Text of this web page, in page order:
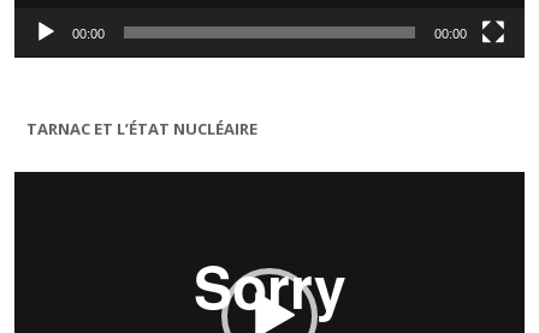
00:00 00:00
TARNAC ET L’ÉTAT NUCLÉAIRE
Lecteur